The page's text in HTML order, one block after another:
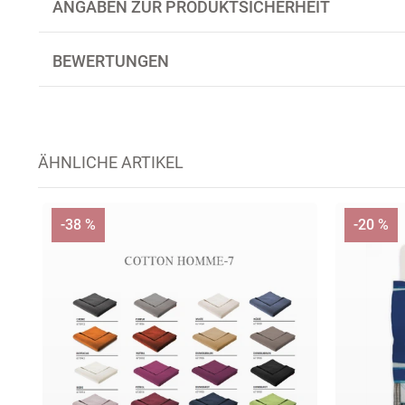
ANGABEN ZUR PRODUKTSICHERHEIT
BEWERTUNGEN
ÄHNLICHE ARTIKEL
-38 % -20 %